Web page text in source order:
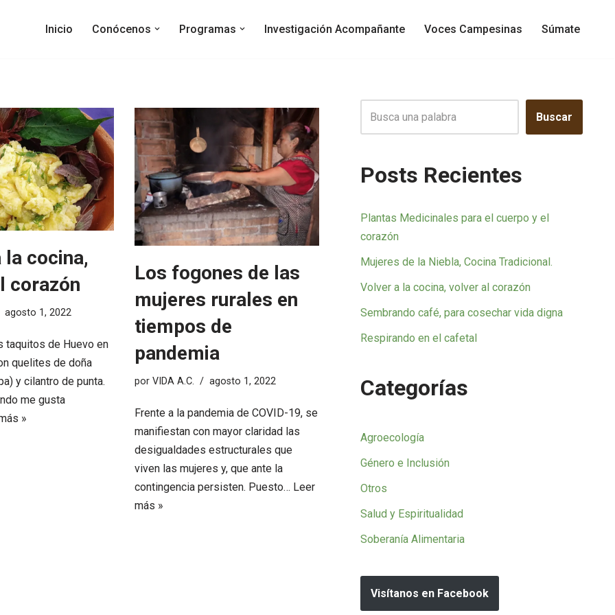
Inicio Conócenos Programas Investigación Acompañante Voces Campesinas Súmate
la cocina,
corazón
agosto 1, 2022
taquitos de Huevo en
quelites de doña
y cilantro de punta.
me gusta
»
Los fogones de las
mujeres rurales en
tiempos de
pandemia
porVIDA A.C. agosto 1, 2022
Frente a la pandemia de COVID-19, se
manifiestan con mayor claridad las
desigualdades estructurales que
viven las mujeres y, que ante la
contingencia persisten. Puesto… Leer
más »
Buscar
Posts Recientes
Plantas Medicinales para el cuerpo y el
corazón
Mujeres de la Niebla, Cocina Tradicional.
Volver a la cocina, volver al corazón
Sembrando café, para cosechar vida digna
Respirando en el cafetal
Categorías
Agroecología
Género e Inclusión
Otros
Salud y Espiritualidad
Soberanía Alimentaria
Visítanos en Facebook